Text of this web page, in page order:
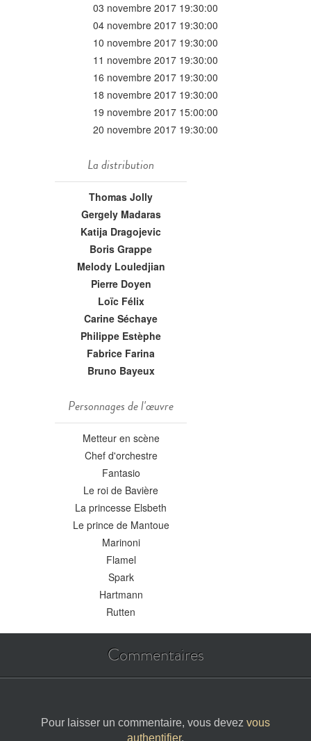
03 novembre 2017 19:30:00
04 novembre 2017 19:30:00
10 novembre 2017 19:30:00
11 novembre 2017 19:30:00
16 novembre 2017 19:30:00
18 novembre 2017 19:30:00
19 novembre 2017 15:00:00
20 novembre 2017 19:30:00
La distribution
Thomas Jolly
Gergely Madaras
Katija Dragojevic
Boris Grappe
Melody Louledjian
Pierre Doyen
Loïc Félix
Carine Séchaye
Philippe Estèphe
Fabrice Farina
Bruno Bayeux
Personnages de l'œuvre
Metteur en scène
Chef d'orchestre
Fantasio
Le roi de Bavière
La princesse Elsbeth
Le prince de Mantoue
Marinoni
Flamel
Spark
Hartmann
Rutten
Commentaires
Pour laisser un commentaire, vous devez vous
authentifier.